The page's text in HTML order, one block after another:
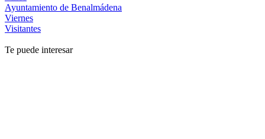
Ayuntamiento de Benalmádena
Viernes
Visitantes
Te puede interesar